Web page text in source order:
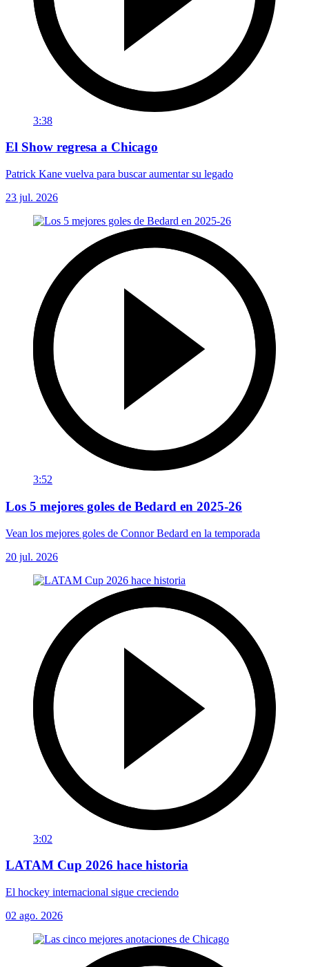
3:38
El Show regresa a Chicago
Patrick Kane vuelva para buscar aumentar su legado
23 jul. 2026
3:52
Los 5 mejores goles de Bedard en 2025-26
Vean los mejores goles de Connor Bedard en la temporada
20 jul. 2026
3:02
LATAM Cup 2026 hace historia
El hockey internacional sigue creciendo
02 ago. 2026